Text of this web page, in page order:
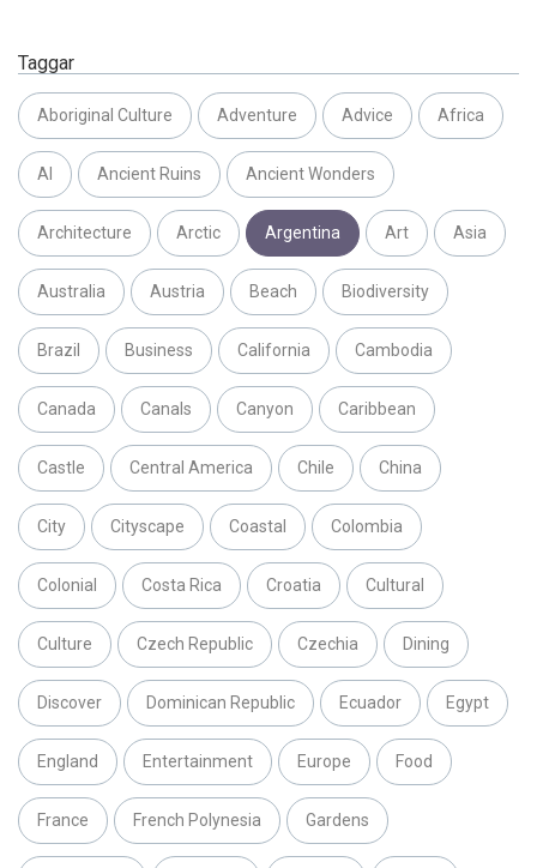
Taggar
Aboriginal Culture Adventure Advice Africa
AI Ancient Ruins Ancient Wonders
Architecture Arctic Argentina Art Asia
Australia Austria Beach Biodiversity
Brazil Business California Cambodia
Canada Canals Canyon Caribbean
Castle Central America Chile China
City Cityscape Coastal Colombia
Colonial Costa Rica Croatia Cultural
Culture Czech Republic Czechia Dining
Discover Dominican Republic Ecuador Egypt
England Entertainment Europe Food
France French Polynesia Gardens